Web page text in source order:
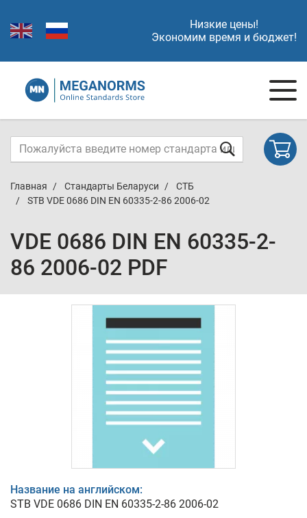
Низкие цены!
Экономим время и бюджет!
Главная Стандарты Беларуси
СТБ
STB VDE 0686 DIN EN 60335-2-86 2006-02
VDE 0686 DIN EN 60335-2-
86 2006-02 PDF
Название на английском:
STB VDE 0686 DIN EN 60335-2-86 2006-02